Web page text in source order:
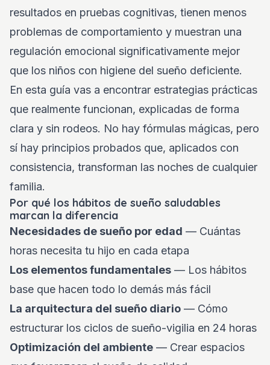
resultados en pruebas cognitivas, tienen menos
problemas de comportamiento y muestran una
regulación emocional significativamente mejor
que los niños con higiene del sueño deficiente.
En esta guía vas a encontrar estrategias prácticas
que realmente funcionan, explicadas de forma
clara y sin rodeos. No hay fórmulas mágicas, pero
sí hay principios probados que, aplicados con
consistencia, transforman las noches de cualquier
familia.
Por qué los hábitos de sueño saludables
marcan la diferencia
Necesidades de sueño por edad — Cuántas
horas necesita tu hijo en cada etapa
Los elementos fundamentales — Los hábitos
base que hacen todo lo demás más fácil
La arquitectura del sueño diario — Cómo
estructurar los ciclos de sueño-vigilia en 24 horas
Optimización del ambiente — Crear espacios